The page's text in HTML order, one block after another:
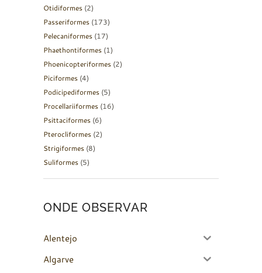
Otidiformes (2)
Passeriformes (173)
Pelecaniformes (17)
Phaethontiformes (1)
Phoenicopteriformes (2)
Piciformes (4)
Podicipediformes (5)
Procellariiformes (16)
Psittaciformes (6)
Pterocliformes (2)
Strigiformes (8)
Suliformes (5)
ONDE OBSERVAR
Alentejo
Algarve